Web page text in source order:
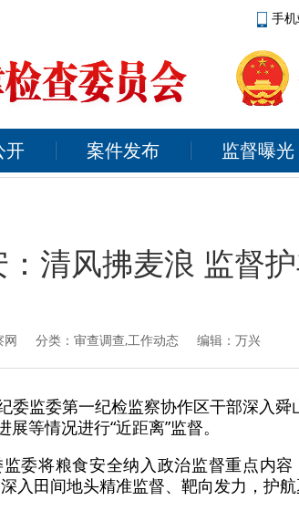
手
开 案件发布 监督曝光
清风拂麦浪 监督
网 分类：审查调查,工作动态 编辑：万兴
委监委第一纪检监察协作区干部深入
等情况进行“近距离”监督。
委将粮食安全纳入政治监督重点内
入田间地头精准监督、靶向发力，护航